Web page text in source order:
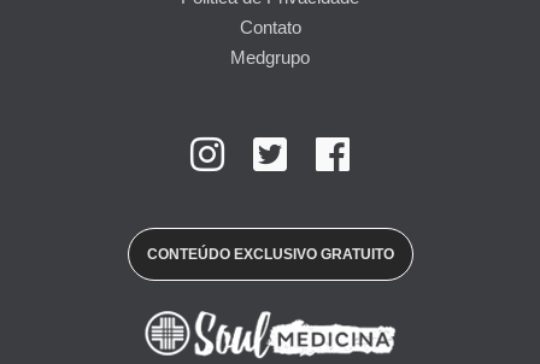
Contato
Medgrupo
CONTEÚDO EXCLUSIVO GRATUITO